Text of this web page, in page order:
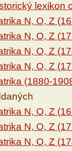
lexikon
N, O, Z
N, O, Z
N, O, Z
N, O, Z
(1880-
N, O, Z
N, O, Z
N, O, Z